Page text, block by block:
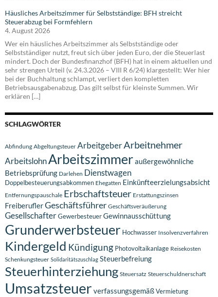
Häusliches Arbeitszimmer für Selbstständige: BFH streicht
Steuerabzug bei Formfehlern
4. August 2026
Wer ein häusliches Arbeitszimmer als Selbstständige oder
Selbstständiger nutzt, freut sich über jeden Euro, der die Steuerlast
mindert. Doch der Bundesfinanzhof (BFH) hat in einem aktuellen und
sehr strengen Urteil (v. 24.3.2026 – VIII R 6/24) klargestellt: Wer hier
bei der Buchhaltung schlampt, verliert den kompletten
Betriebsausgabenabzug. Das gilt selbst für kleinste Summen. Wir
erklären […]
SCHLAGWÖRTER
Abfindung Abgeltungsteuer ArbeitgeberArbeitnehmer
ArbeitslohnArbeitszimmeraußergewöhnliche
Betriebsprüfung Darlehen Dienstwagen
Doppelbesteuerungsabkommen Ehegatten Einkünfteerzielungsabsicht
Entfernungspauschale Erbschaftsteuer Erstattungszinsen
FreiberuflerGeschäftsführer Geschäftsveräußerung
GesellschafterGewerbesteuerGewinnausschüttung
Grunderwerbsteuer Hochwasser Insolvenzverfahren
Kindergeld Kündigung Photovoltaikanlage Reisekosten
Schenkungsteuer Solidaritätszuschlag Steuerbefreiung
Steuerhinterziehung Steuersatz Steuerschuldnerschaft
Umsatzsteuer verfassungsgemäßVermietung